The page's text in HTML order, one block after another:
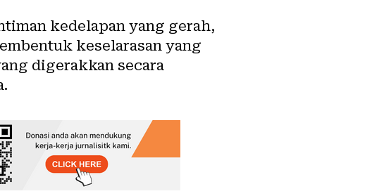
kedelapan yang gerah,
keselarasan yang
digerakkan secara